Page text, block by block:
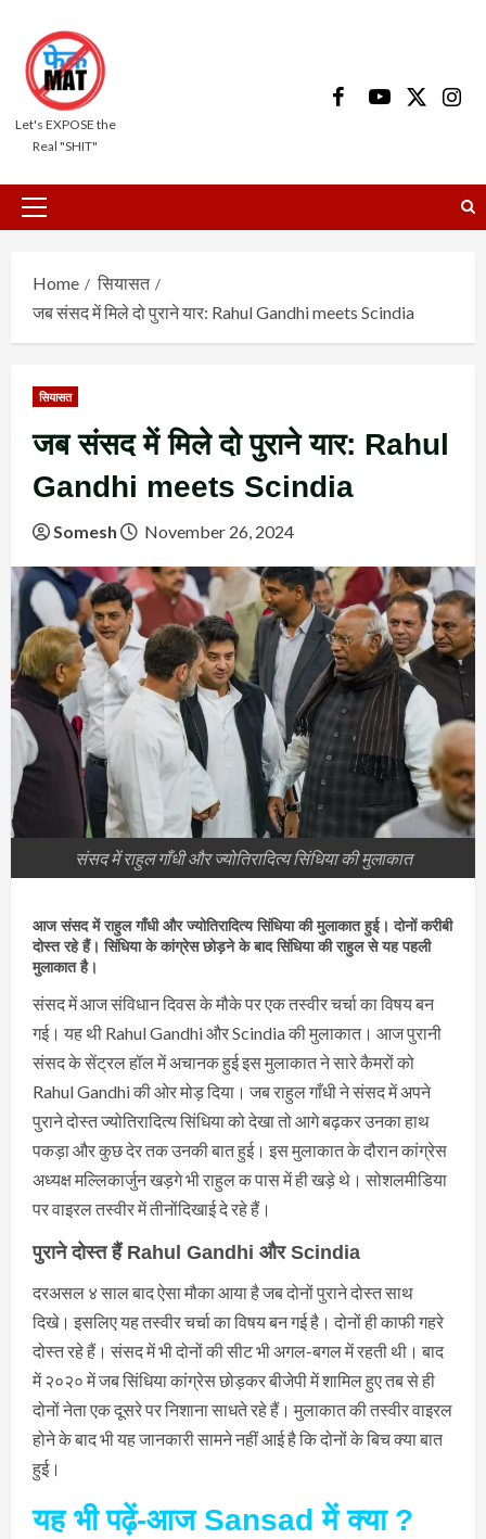
content
Let's EXPOSE the
Real "SHIT"
FacebookYoutube
X
Primary
Home
सियासत
जब संसद में मिले दो पुराने यार: Rahul Gandhi meets Scindia
सियासत
जब संसद में मिले दो पुराने यार: Rahul
Gandhi meets Scindia
Somesh November 26, 2024
संसद में राहुल गाँधी और ज्योतिरादित्य सिंधिया की मुलाकात
आज संसद में राहुल गाँधी और ज्योतिरादित्य सिंधिया की मुलाकात हुई। दोनों करीबी
दोस्त रहे हैं। सिंधिया के कांग्रेस छोड़ने के बाद सिंधिया की राहुल से यह पहली
मुलाकात है।
संसद में आज संविधान दिवस के मौके पर एक तस्वीर चर्चा का विषय बन
गई। यह थी Rahul Gandhi और Scindia की मुलाकात। आज पुरानी
संसद के सेंट्रल हॉल में अचानक हुई इस मुलाकात ने सारे कैमरों को
Rahul Gandhi की ओर मोड़ दिया। जब राहुल गाँधी ने संसद में अपने
पुराने दोस्त ज्योतिरादित्य सिंधिया को देखा तो आगे बढ़कर उनका हाथ
पकड़ा और कुछ देर तक उनकी बात हुई। इस मुलाकात के दौरान कांग्रेस
अध्यक्ष मल्लिकार्जुन खड़गे भी राहुल क पास में ही खड़े थे। सोशलमीडिया
पर वाइरल तस्वीर में तीनोंदिखाई दे रहे हैं।
पुराने दोस्त हैं Rahul Gandhi और Scindia
दरअसल ४ साल बाद ऐसा मौका आया है जब दोनों पुराने दोस्त साथ
दिखे। इसलिए यह तस्वीर चर्चा का विषय बन गई है। दोनों ही काफी गहरे
दोस्त रहे हैं। संसद में भी दोनों की सीट भी अगल-बगल में रहती थी। बाद
में २०२० में जब सिंधिया कांग्रेस छोड़कर बीजेपी में शामिल हुए तब से ही
दोनों नेता एक दूसरे पर निशाना साधते रहे हैं। मुलाकात की तस्वीर वाइरल
होने के बाद भी यह जानकारी सामने नहीं आई है कि दोनों के बिच क्या बात
हुई।
यह भी पढ़ें-आज Sansad में क्या ?